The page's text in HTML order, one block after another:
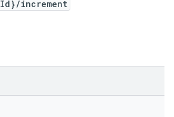
increment